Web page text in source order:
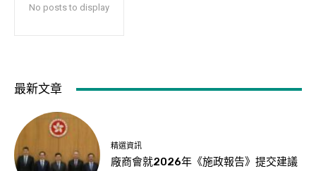
No posts to display
最新文章
精選資訊
廠商會就2026年《施政報告》提交建議